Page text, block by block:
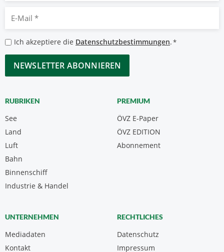
Mail
*
Datenschutzbestimmungen
*
Ich akzeptiere die Datenschutzbestimmungen.*
CAPTCHA
RUBRIKEN
See
Land
Luft
Bahn
Binnenschiff
Industrie & Handel
PREMIUM
ÖVZ E-Paper
Abonnement
ÖVZ EDITION
UNTERNEHMEN
Mediadaten
Kontakt
RECHTLICHES
Datenschutz
Impressum